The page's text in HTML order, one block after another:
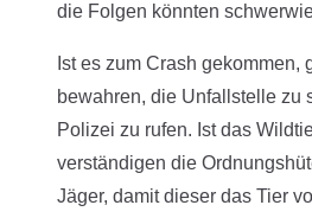
die Folgen könnten
Ist es zum Crash gekommen,
bewahren, die Unfallstelle zu
Polizei zu rufen. Ist das
verständigen die
Jäger, damit dieser das Tier